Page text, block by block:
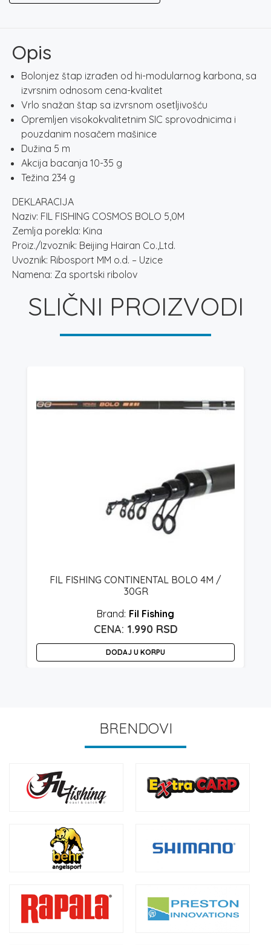
Opis
Bolonjez štap izrađen od hi-modularnog karbona, sa
izvrsnim odnosom cena-kvalitet
Vrlo snažan štap sa izvrsnom osetljivošću
Opremljen visokokvalitetnim SIC sprovodnicima i
pouzdanim nosačem mašinice
Dužina 5 m
Akcija bacanja 10-35 g
Težina 234 g
DEKLARACIJA
Naziv: FIL FISHING COSMOS BOLO 5,0M
Zemlja porekla: Kina
Proiz./Izvoznik: Beijing Hairan Co.,Ltd.
Uvoznik: Ribosport MM o.d. – Uzice
Namena: Za sportski ribolov
SLIČNI PROIZVODI
FIL FISHING CONTINENTAL BOLO 4M /
30GR
Fil Fishing
1.990 RSD
DODAJ U KORPU
BRENDOVI